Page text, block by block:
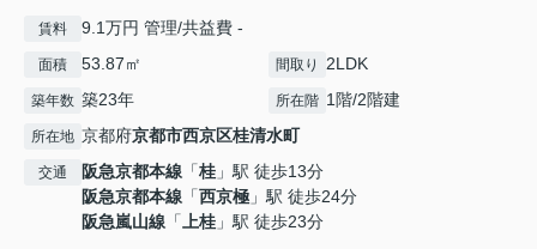
賃料 9.1万円 管理/共益費 -
面積 53.87㎡ 間取り 2LDK
築年数 築23年 所在階 1階/2階建
所在地 京都府京都市西京区桂清水町
交通 阪急京都本線 「桂 」駅 徒歩13分
阪急京都本線 「西京極 」駅 徒歩24分
阪急嵐山線 「上桂 」駅 徒歩23分